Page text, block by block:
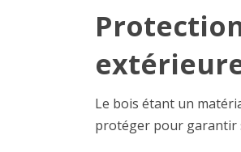
Le bois étant un
protéger pour garantir